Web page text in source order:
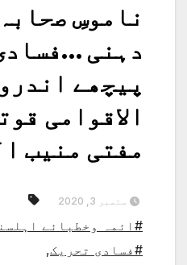
ناموسِ
دہنی
پیچھے
الاقوامی
مفتی منیب
ستمبر 3, 2020
#ائمہ وخطبائے
#فسادی تحریک,